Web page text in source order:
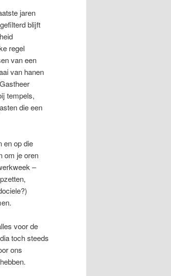
jaren
blijft
regel
van een
van hanen
tempels,
die een
en op die
om je oren
–
voor de
toch steeds
ons